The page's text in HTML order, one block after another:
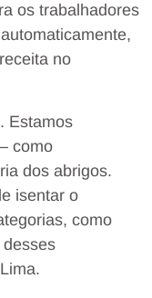
os trabalhadores
no
Estamos
como
dos abrigos.
isentar o
como